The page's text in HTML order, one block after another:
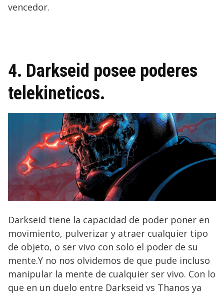
vencedor.
4. Darkseid posee poderes
telekineticos.
Darkseid tiene la capacidad de poder poner en
movimiento, pulverizar y atraer cualquier tipo
de objeto, o ser vivo con solo el poder de su
mente.Y no nos olvidemos de que pude incluso
manipular la mente de cualquier ser vivo. Con lo
que en un duelo entre Darkseid vs Thanos ya